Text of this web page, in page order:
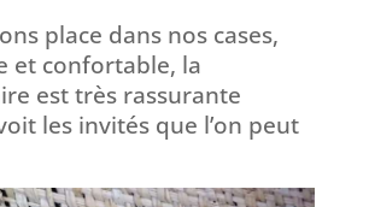
place dans nos cases,
et confortable, la
est très rassurante
les invités que l’on peut